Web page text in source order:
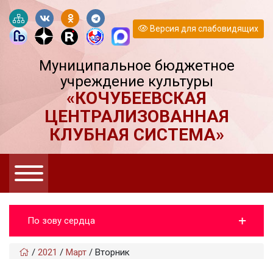
Версия для слабовидящих
Муниципальное бюджетное
учреждение культуры
«КОЧУБЕЕВСКАЯ
ЦЕНТРАЛИЗОВАННАЯ
КЛУБНАЯ СИСТЕМА»
По зову сердца
/ 2021 / Март / Вторник